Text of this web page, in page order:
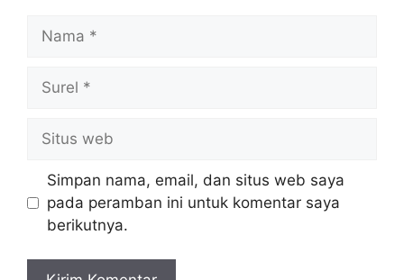
web
Simpan nama, email, dan situs web saya
pada peramban ini untuk komentar saya
berikutnya.